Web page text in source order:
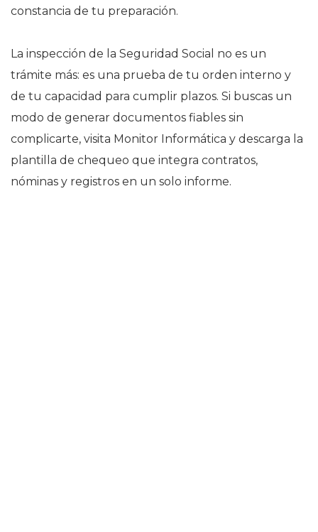
constancia de tu preparación.
La inspección de la Seguridad Social no es un
trámite más: es una prueba de tu orden interno y
de tu capacidad para cumplir plazos. Si buscas un
modo de generar documentos fiables sin
complicarte, visita Monitor Informática y descarga la
plantilla de chequeo que integra contratos,
nóminas y registros en un solo informe.